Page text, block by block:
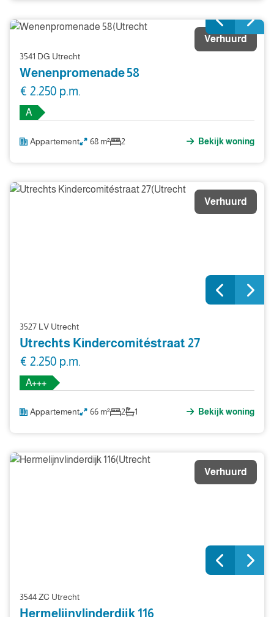
Verhuurd
3541 DG Utrecht
Wenenpromenade 58
€ 2.250 p.m.
A
Appartement 68 m² 2 Bekijk woning
Verhuurd
3527 LV Utrecht
Utrechts Kindercomitéstraat 27
€ 2.250 p.m.
A+++
Appartement 66 m² 2 1 Bekijk woning
Verhuurd
3544 ZC Utrecht
Hermelijnvlinderdijk 116